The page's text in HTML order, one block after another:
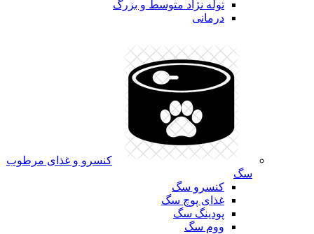
توله نژاد متوسط و بزرگ
درمانی
کنسرو و غذای مرطوب
سگ
کنسرو سگ
غذای پوچ سگ
پودینگ سگ
ووم سگ